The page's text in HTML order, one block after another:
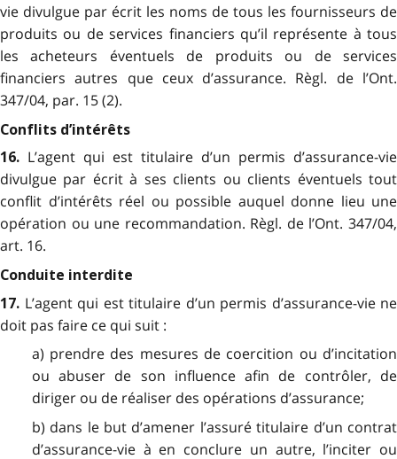
vie divulgue par écrit les noms de tous les fournisseurs de
produits ou de services financiers qu’il représente à tous
les acheteurs éventuels de produits ou de services
financiers autres que ceux d’assurance. Règl. de l’Ont.
347/04, par. 15 (2).
Conflits d’intérêts
16. L’agent qui est titulaire d’un permis d’assurance-vie
divulgue par écrit à ses clients ou clients éventuels tout
conflit d’intérêts réel ou possible auquel donne lieu une
opération ou une recommandation. Règl. de l’Ont. 347/04,
art. 16.
Conduite interdite
17. L’agent qui est titulaire d’un permis d’assurance-vie ne
doit pas faire ce qui suit :
a) prendre des mesures de coercition ou d’incitation
ou abuser de son influence afin de contrôler, de
diriger ou de réaliser des opérations d’assurance;
b) dans le but d’amener l’assuré titulaire d’un contrat
d’assurance-vie à en conclure un autre, l’inciter ou